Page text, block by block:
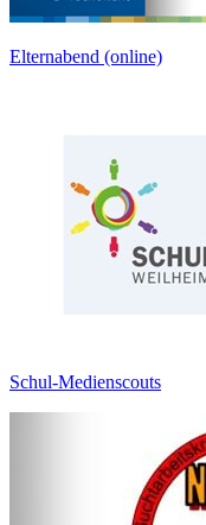
Elternabend (online)
Schul-Medienscouts